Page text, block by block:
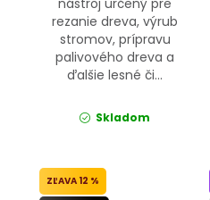
rezanie dreva, výrub
stromov, prípravu
palivového dreva a
ďalšie lesné či...
Skladom
12 %